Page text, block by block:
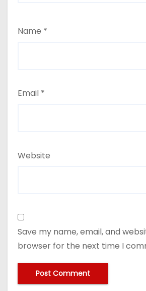
Name *
Email *
Website
Save my name, email, and
browser for the next time I